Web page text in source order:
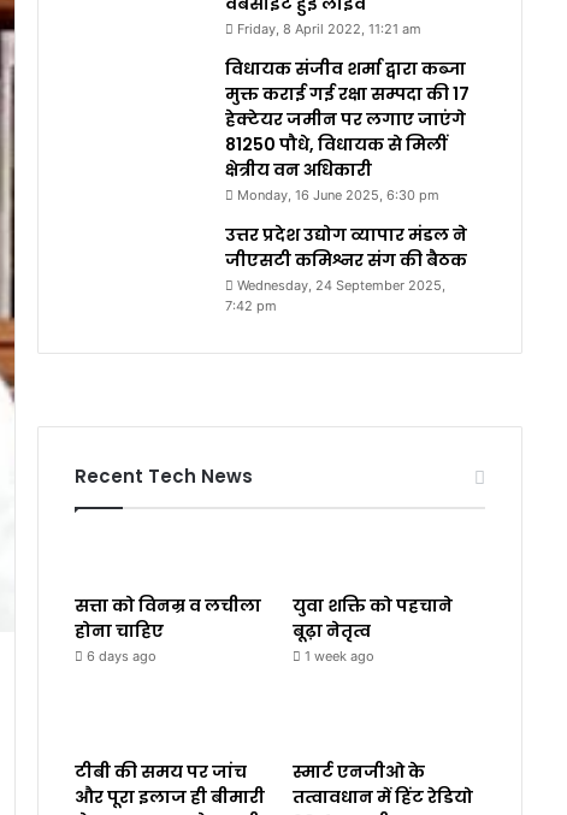
Friday, 8 April 2022, 11:21 am
विधायक संजीव शर्मा द्वारा कब्जा
मुक्त कराई गई रक्षा सम्पदा की 17
हेक्टेयर जमीन पर लगाए जाएंगे
81250 पौधे, विधायक से मिलीं
क्षेत्रीय वन अधिकारी
Monday, 16 June 2025, 6:30 pm
उत्तर प्रदेश उद्योग व्यापार मंडल ने
जीएसटी कमिश्नर संग की बैठक
Wednesday, 24 September 2025,
7:42 pm
Recent Tech News
सत्ता को विनम्र व लचीला
होना चाहिए
6 days ago
युवा शक्ति को पहचाने
बूढ़ा नेतृत्व
1 week ago
टीबी की समय पर जांच
और पूरा इलाज ही बीमारी
स्मार्ट एनजीओ के
तत्वावधान में हिंट रेडियो